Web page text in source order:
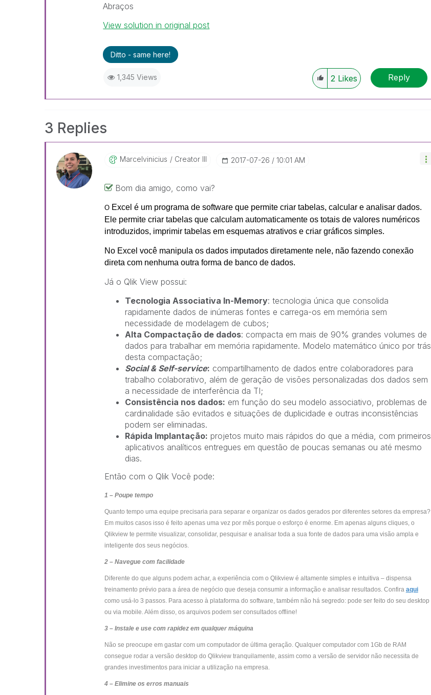
Abraços
View solution in original post
Ditto - same here!
1,345 Views 2 Likes Reply
3 Replies
Marcelvinicius Creator III ‎2017-07-26 10:01 AM
Bom dia amigo, como vai?
O Excel é um programa de software que permite criar tabelas, calcular e analisar dados.
Ele permite criar tabelas que calculam automaticamente os totais de valores numéricos
introduzidos, imprimir tabelas em esquemas atrativos e criar gráficos simples.
No Excel você manipula os dados imputados diretamente nele, não fazendo conexão
direta com nenhuma outra forma de banco de dados.
Já o Qlik View possui:
Tecnologia Associativa In-Memory: tecnologia única que consolida
rapidamente dados de inúmeras fontes e carrega-os em memória sem
necessidade de modelagem de cubos;
Alta Compactação de dados: compacta em mais de 90% grandes volumes de
dados para trabalhar em memória rapidamente. Modelo matemático único por trás
desta compactação;
Social & Self-service: compartilhamento de dados entre colaboradores para
trabalho colaborativo, além de geração de visões personalizadas dos dados sem
a necessidade de interferência da TI;
Consistência nos dados: em função do seu modelo associativo, problemas de
cardinalidade são evitados e situações de duplicidade e outras inconsistências
podem ser eliminadas.
Rápida Implantação: projetos muito mais rápidos do que a média, com primeiros
aplicativos analíticos entregues em questão de poucas semanas ou até mesmo
dias.
Então com o Qlik Você pode:
1 – Poupe tempo
Quanto tempo uma equipe precisaria para separar e organizar os dados gerados por diferentes setores da empresa?
Em muitos casos isso é feito apenas uma vez por mês porque o esforço é enorme. Em apenas alguns cliques, o
Qlikview te permite visualizar, consolidar, pesquisar e analisar toda a sua fonte de dados para uma visão ampla e
inteligente dos seus negócios.
2 – Navegue com facilidade
Diferente do que alguns podem achar, a experiência com o Qlikview é altamente simples e intuitiva – dispensa
treinamento prévio para a área de negócio que deseja consumir a informação e analisar resultados. Confira aqui
como usá-lo 3 passos. Para acesso à plataforma do software, também não há segredo: pode ser feito do seu desktop
ou via mobile. Além disso, os arquivos podem ser consultados offline!
3 – Instale e use com rapidez em qualquer máquina
Não se preocupe em gastar com um computador de última geração. Qualquer computador com 1Gb de RAM
consegue rodar a versão desktop do Qlikview tranquilamente, assim como a versão de servidor não necessita de
grandes investimentos para iniciar a utilização na empresa.
4 – Elimine os erros manuais